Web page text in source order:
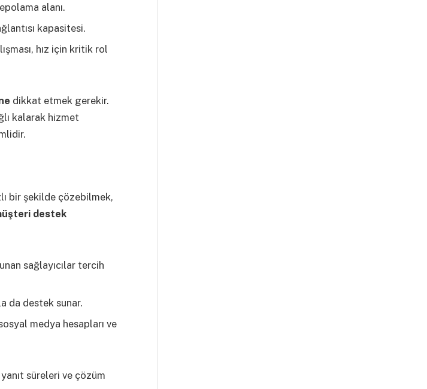
alanı.
kapasitesi.
hız için kritik rol
dikkat etmek gerekir.
kalarak hizmet
bir şekilde çözebilmek,
destek
sağlayıcılar tercih
da destek sunar.
medya hesapları ve
süreleri ve çözüm